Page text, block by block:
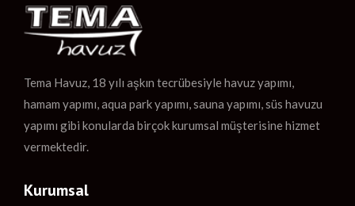
Tema Havuz, 18 yılı aşkın tecrübesiyle havuz yapımı,
hamam yapımı, aqua park yapımı, sauna yapımı, süs havuzu
yapımı gibi konularda birçok kurumsal müşterisine hizmet
vermektedir.
Kurumsal